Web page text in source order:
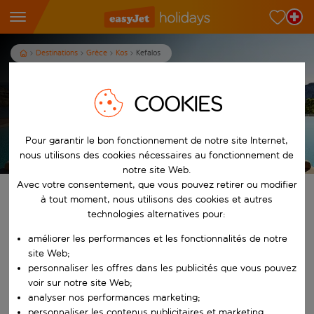
Destinations Grèce Kos Kefalos
Vacances à Kefalos
Afficher les vacances
Les conditions générales s’appliquent
Trouvez votre séjour de rêve
Commencez à taper pour la saisie automatique. Lorsque les
À partir de
Vers
COOKIES
Pour garantir le bon fonctionnement de notre site Internet,
nous utilisons des cookies nécessaires au fonctionnement de
notre site Web.
Avec votre consentement, que vous pouvez retirer ou modifier
à tout moment, nous utilisons des cookies et autres
technologies alternatives pour:
améliorer les performances et les fonctionnalités de notre
site Web;
personnaliser les offres dans les publicités que vous pouvez
voir sur notre site Web;
analyser nos performances marketing;